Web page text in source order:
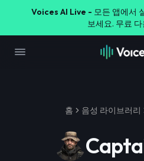
Voices AI Live - 모든 앱에서
보세요. 무료
홈 음성 라이브러리